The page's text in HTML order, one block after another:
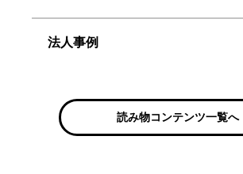
法人事例
読み物コンテンツ一覧へ